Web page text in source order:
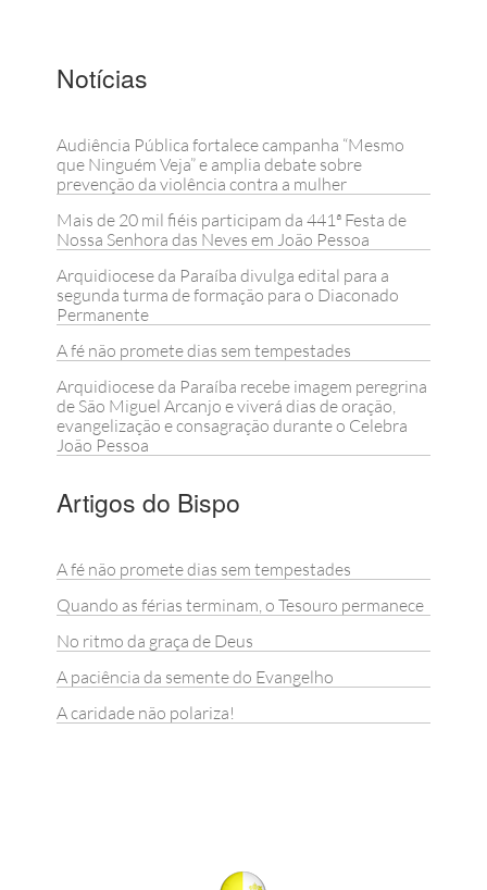
Notícias
Audiência Pública fortalece campanha “Mesmo
que Ninguém Veja” e amplia debate sobre
prevenção da violência contra a mulher
Mais de 20 mil fiéis participam da 441ª Festa de
Nossa Senhora das Neves em João Pessoa
Arquidiocese da Paraíba divulga edital para a
segunda turma de formação para o Diaconado
Permanente
A fé não promete dias sem tempestades
Arquidiocese da Paraíba recebe imagem peregrina
de São Miguel Arcanjo e viverá dias de oração,
evangelização e consagração durante o Celebra
João Pessoa
Artigos do Bispo
A fé não promete dias sem tempestades
Quando as férias terminam, o Tesouro permanece
No ritmo da graça de Deus
A paciência da semente do Evangelho
A caridade não polariza!